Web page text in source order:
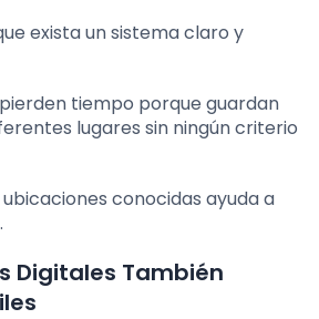
exista un sistema claro y
tiempo porque guardan
lugares sin ningún criterio
conocidas ayuda a
Digitales También